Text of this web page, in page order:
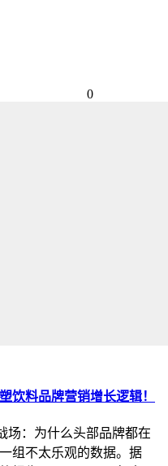
0
饮料品牌营销增长逻辑！
场：为什么头部品牌都在
组不太乐观的数据。据